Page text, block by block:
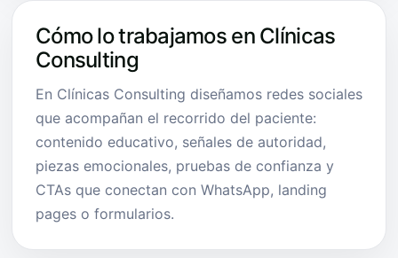
Cómo lo trabajamos en Clínicas
Consulting
En Clínicas Consulting diseñamos redes sociales
que acompañan el recorrido del paciente:
contenido educativo, señales de autoridad,
piezas emocionales, pruebas de confianza y
CTAs que conectan con WhatsApp, landing
pages o formularios.